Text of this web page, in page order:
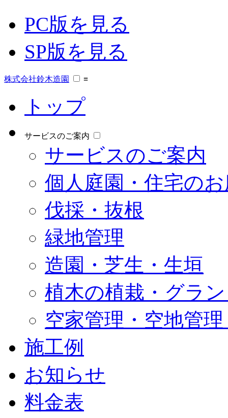
PC版を見る
SP版を見る
株式会社鈴木造園 ≡
トップ
サービスのご案内
サービスのご案内
個人庭園・住宅の
伐採・抜根
緑地管理
造園・芝生・生垣
植木の植栽・グラ
空家管理・空地管
施工例
お知らせ
料金表